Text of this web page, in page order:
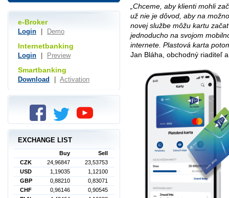
„Chceme, aby klienti mohli
už nie je dôvod, aby na
novej službe môžu kartu
jednoducho na svojom
internete. Plastová karta
Jan Bláha, obchodný riaditeľ
e-Broker
Login Demo
Internetbanking
Login Preview
Smartbanking
Download Activation
EXCHANGE LIST
Buy
Sell
CZK
24,96847
23,53753
USD
1,19035
1,12100
GBP
0,88210
0,83071
CHF
0,96146
0,90545